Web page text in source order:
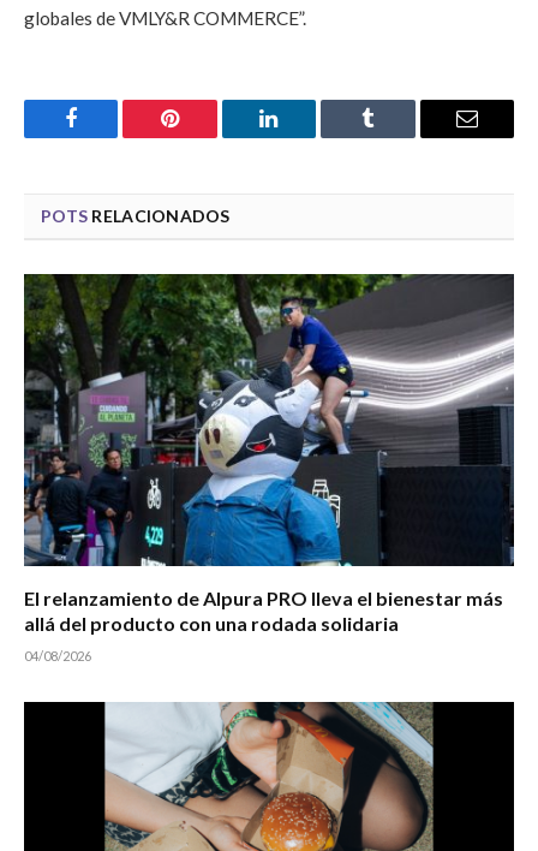
globales de VMLY&R COMMERCE”.
Facebook Pinterest LinkedIn Tumblr Email
POTS RELACIONADOS
El relanzamiento de Alpura PRO lleva el bienestar más
allá del producto con una rodada solidaria
04/08/2026